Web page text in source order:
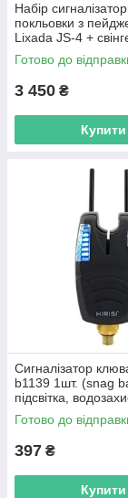
Набір
покльовки з
Lixada JS-4 +
комплекті
Готово до
3 450 ₴
Купити
Сигналізатор
b1139 1шт. (snag
підсвітка,
Готово до
397 ₴
Купити